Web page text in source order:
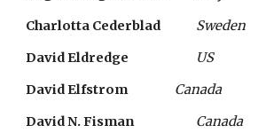
Charlotta Cederblad
Sweden
David Eldredge
US
David Elfstrom
Canada
David N. Fisman
Canada